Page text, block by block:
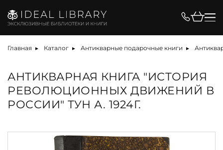
Главная Каталог Антикварные подарочные книги
АНТИКВАРНАЯ КНИГА "ИСТОРИЯ
РЕВОЛЮЦИОННЫХ ДВИЖЕНИЙ В
РОССИИ" ТУН А. 1924Г.